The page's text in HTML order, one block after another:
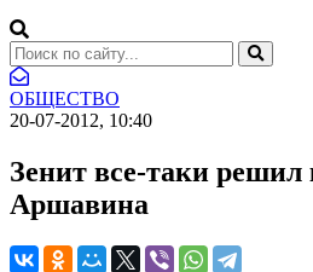
ОБЩЕСТВО
20-07-2012, 10:40
Зенит все-таки решил
Аршавина